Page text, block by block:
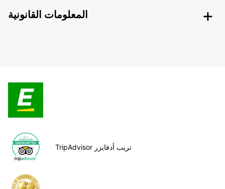
المعلومات القانونية
TripAdvisor تريب أدفايزر